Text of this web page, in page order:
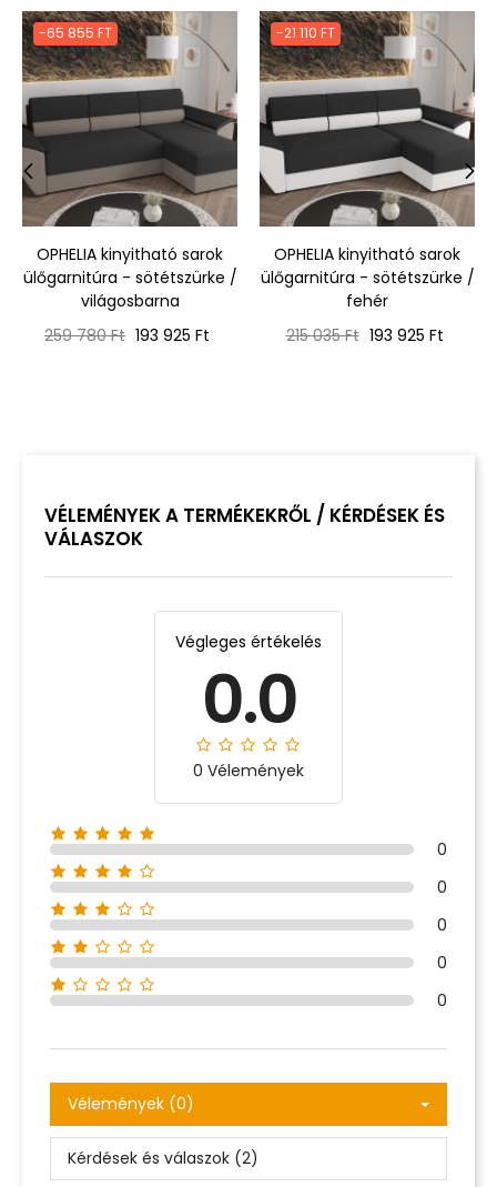
-65 855 FT
OPHELIA kinyitható sarok
ülőgarnitúra - sötétszürke /
világosbarna
Normál
259 780 Ft Ár
193 925 Ft
-21 110 FT
OPHELIA kinyitható sarok
ülőgarnitúra - sötétszürke /
fehér
Normál
215 035 Ft Ár
193 925 Ft
‹
VÉLEMÉNYEK A TERMÉKEKRŐL / KÉRDÉSEK ÉS
VÁLASZOK
Végleges értékelés
0.0
0 Vélemények
0
0
0
0
0
Vélemények (0)
Kérdések és válaszok (2)